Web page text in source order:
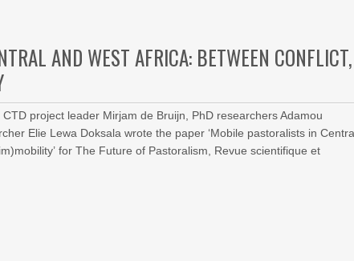
AND WEST AFRICA: BETWEEN CONFLICT,
CTD project leader Mirjam de Bruijn, PhD researchers Adamou
Elie Lewa Doksala wrote the paper ‘Mobile pastoralists in
for The Future of Pastoralism, Revue scientifique et